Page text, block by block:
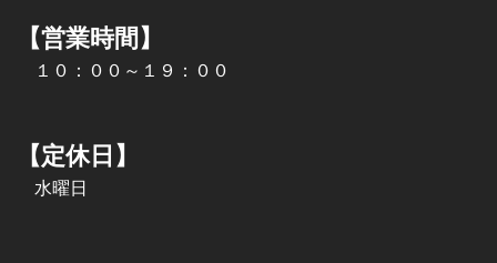
【営業時間】
１０：００～１９：００
【定休日】
水曜日